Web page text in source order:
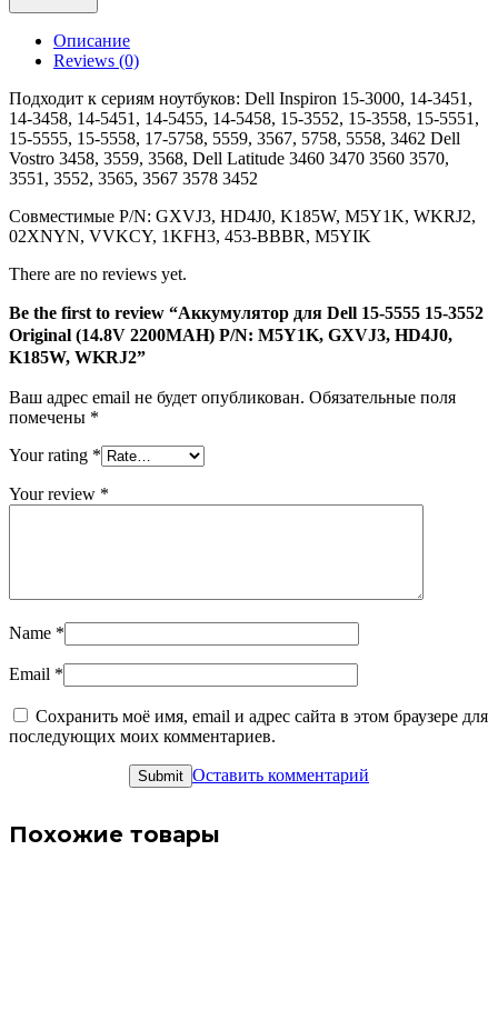
3552
(14.8V
2200MAH)
P/N:
M5Y1K,
GXVJ3,
K185W,
WKRJ2
Описание
Reviews (0)
Подходит к сериям ноутбуков: Dell Inspiron 15-3000, 14-3451,
14-3458, 14-5451, 14-5455, 14-5458, 15-3552, 15-3558, 15-5551,
15-5555, 15-5558, 17-5758, 5559, 3567, 5758, 5558, 3462 Dell
Vostro 3458, 3559, 3568, Dell Latitude 3460 3470 3560 3570,
3551, 3552, 3565, 3567 3578 3452
Совместимые P/N: GXVJ3, HD4J0, K185W, M5Y1K, WKRJ2,
02XNYN, VVKCY, 1KFH3, 453-BBBR, M5YIK
There are no reviews yet.
Be the first to review “Аккумулятор для Dell 15-5555 15-3552
Original (14.8V 2200MAH) P/N: M5Y1K, GXVJ3, HD4J0,
K185W, WKRJ2”
Ваш адрес email не будет опубликован. Обязательные поля
помечены *
Your rating *
Your review *
Name *
Email *
Сохранить моё имя, email и адрес сайта в этом браузере для
последующих моих комментариев.
Оставить комментарий
Похожие товары